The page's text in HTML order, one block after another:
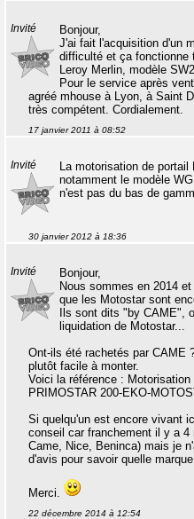
Invité
Bonjour,
J'ai fait l'acquisition d'un
difficulté et ça fonctionne
Leroy Merlin, modèle
Pour le service après
agréé mhouse à Lyon, à Saint
très compétent. Cordialement.
17 janvier 2011 à 08:52
Invité
La motorisation de
notamment le modèle
n'est pas du bas de
30 janvier 2012 à 18:36
Invité
Bonjour,
Nous sommes en 2014
que les Motostar sont
Ils sont dits "by CAME",
liquidation de Motostar...
Ont-ils été rachetés par CAME
plutôt facile à monter.
Voici la référence :
PRIMOSTAR 200-EKO-
Si quelqu'un est encore vivant
conseil car franchement il y a 4
Came, Nice, Beninca) mais je
d'avis pour savoir quelle
Merci.
22 décembre 2014 à 12:54